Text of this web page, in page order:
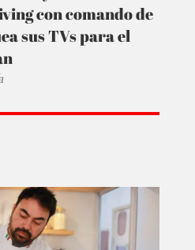
con comando de
sus TVs para el